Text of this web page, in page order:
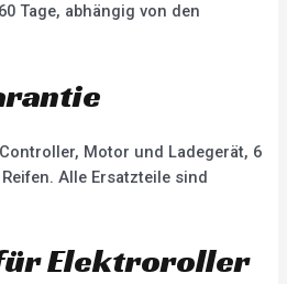
Tage, abhängig von den
Motor und Ladegerät, 6
Alle Ersatzteile sind
Elektroroller